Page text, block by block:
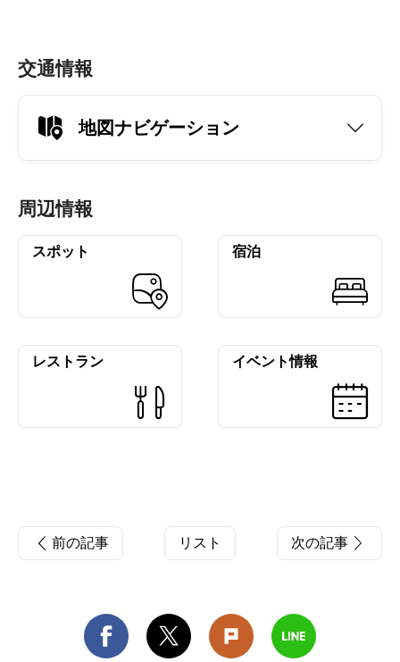
交通情報
地図ナビゲーション
周辺情報
スポット 宿泊
レストラン イベント情報
前の記事 リスト 次の記事